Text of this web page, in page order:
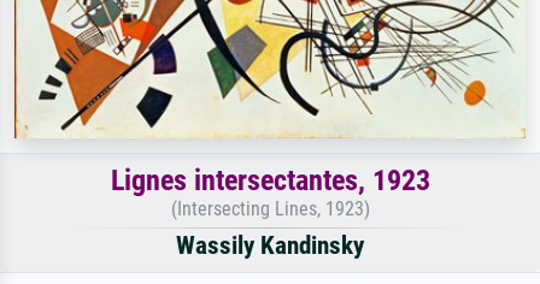
Lignes intersectantes, 1923
(Intersecting Lines, 1923)
Wassily Kandinsky